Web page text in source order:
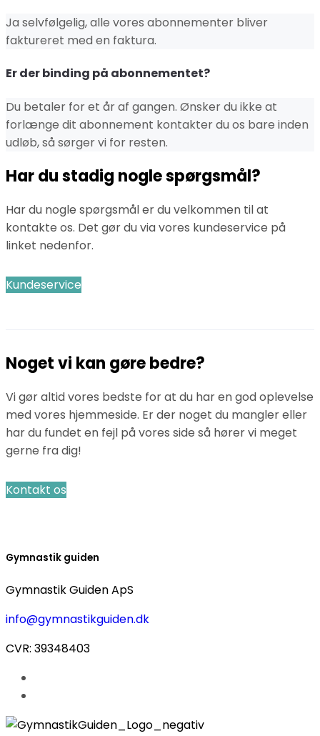
Ja selvfølgelig, alle vores abonnementer bliver
faktureret med en faktura.
Er der binding på abonnementet?
Du betaler for et år af gangen. Ønsker du ikke at
forlænge dit abonnement kontakter du os bare inden
udløb, så sørger vi for resten.
Har du stadig nogle spørgsmål?
Har du nogle spørgsmål er du velkommen til at
kontakte os. Det gør du via vores kundeservice på
linket nedenfor.
Kundeservice
Noget vi kan gøre bedre?
Vi gør altid vores bedste for at du har en god oplevelse
med vores hjemmeside. Er der noget du mangler eller
har du fundet en fejl på vores side så hører vi meget
gerne fra dig!
Kontakt os
Gymnastik guiden
Gymnastik Guiden ApS
info@gymnastikguiden.dk
CVR: 39348403